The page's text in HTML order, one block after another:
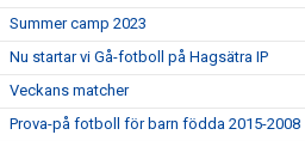
Summer camp 2023
Nu startar vi Gå-fotboll på Hagsätra IP
Veckans matcher
Prova-på fotboll för barn födda 2015-2008